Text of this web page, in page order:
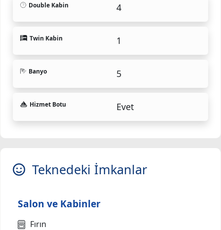
Double Kabin 4
Twin Kabin 1
Banyo 5
Hizmet Botu Evet
Teknedeki İmkanlar
Salon ve Kabinler
Fırın